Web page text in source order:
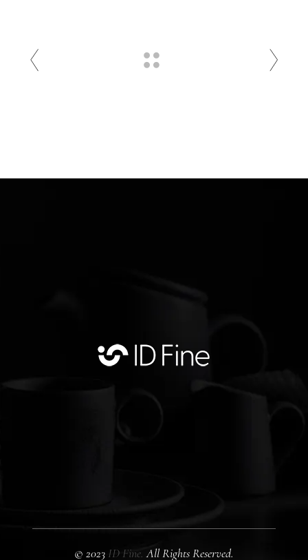
© 2023 ID Fine.All Rights Reserved.